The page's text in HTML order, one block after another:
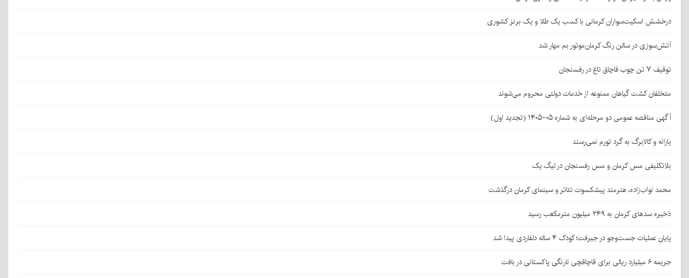
درخشش اسکیت‌سواران کرمانی با کسب یک طلا و یک برنز کشوری
آتش‌سوزی در سالن رنگ کرمان‌موتور بم مهار شد
توقیف ۷ تن چوب قاچاق تاغ در رفسنجان
متخلفان کشت گیاهان ممنوعه از خدمات دولتی محروم می‌شوند
آگهی مناقصه عمومی دو مرحله‌ای به شماره ۰۵-۱۴۰۵ (تجدید اول)
یارانه و کالابرگ به گرد تورم نمی‌رسند
بلاتکلیفی مس کرمان و مس رفسنجان در لیگ یک
محمد نواب‌زاده، هنرمند پیشکسوت تئاتر و سینمای کرمان درگذشت
ذخیره سدهای کرمان به ۲۴۹ میلیون مترمکعب رسید
پایان عملیات جست‌وجو در جیرفت؛ کودک ۴ ساله دلفاردی پیدا شد
جریمه ۶ میلیارد ریالی برای قاچاقچی نارنگی پاکستانی در بافت